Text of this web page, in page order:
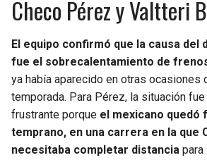
Checo Pérez y Valtteri
El equipo confirmó que la causa del
fue el sobrecalentamiento de
ya había aparecido en otras ocasiones
temporada. Para Pérez, la situación
frustrante porque el mexicano quedó
temprano, en una carrera en la que
necesitaba completar distancia para